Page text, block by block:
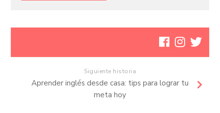
Siguiente historia
Aprender inglés desde casa: tips para lograr tu
meta hoy